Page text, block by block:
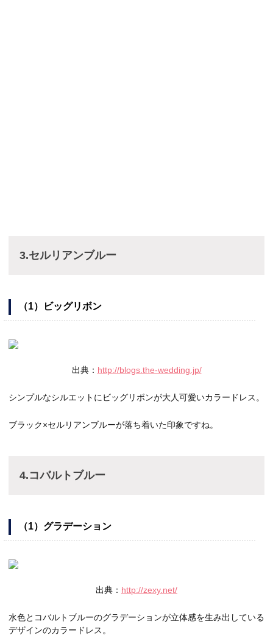
3.セルリアンブルー
（1）ビッグリボン
出典： http://blogs.the-wedding.jp/
シンプルなシルエットにビッグリボンが大人可愛いカラードレス。
ブラック×セルリアンブルーが落ち着いた印象ですね。
4.コバルトブルー
（1）グラデーション
出典： http://zexy.net/
水色とコバルトブルーのグラデーションが立体感を生み出している
デザインのカラードレス。